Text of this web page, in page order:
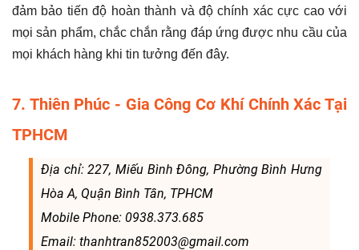
đảm bảo tiến độ hoàn thành và độ chính xác cực cao với
mọi sản phẩm, chắc chắn rằng đáp ứng được nhu cầu của
mọi khách hàng khi tin tưởng đến đây.
7. Thiên Phúc - Gia Công Cơ Khí Chính Xác Tại
TPHCM
Địa chỉ: 227, Miếu Bình Đông, Phường Bình Hưng
Hòa A, Quận Bình Tân, TPHCM
Mobile Phone: 0938.373.685
Email: thanhtran852003@gmail.com